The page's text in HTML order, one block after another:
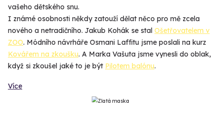
vašeho dětského snu.
I známé osobnosti někdy zatouží dělat něco pro mě zcela
nového a netradičního. Jakub Kohák se stal Ošetřovatelem v
ZOO. Módního návrháře Osmani Laffitu jsme poslali na kurz
Kovářem na zkoušku. A Marka Vašuta jsme vynesli do oblak,
když si zkoušel jaké to je být Pilotem balónu.
Více